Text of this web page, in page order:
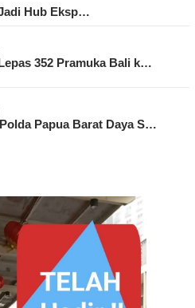
Hub Eksp…
352 Pramuka Bali k…
Papua Barat Daya S…